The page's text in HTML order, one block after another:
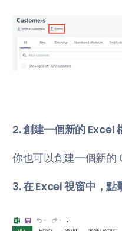
2. 創建一個新的 Excel
你也可以創建一個新的
3. 在 Excel 視窗中，點